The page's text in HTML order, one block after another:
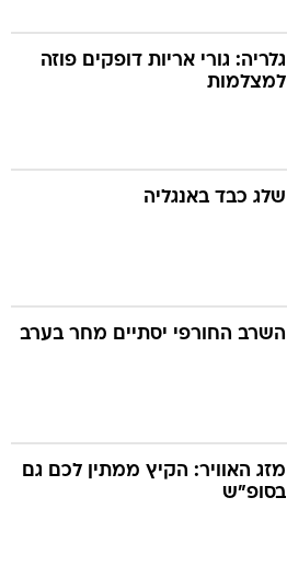
גלריה: גורי אריות דופקים פוזה
למצלמות
שלג כבד באנגליה
השרב החורפי יסתיים מחר בערב
מזג האוויר: הקיץ ממתין לכם גם
בסופ"ש